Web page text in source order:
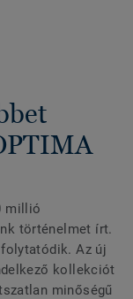
millió
történelmet írt.
Az új
kollekciót
minőségű